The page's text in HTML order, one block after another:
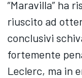
“Maravilla” ha
riuscito ad
conclusivi
fortemente
Leclerc, ma in